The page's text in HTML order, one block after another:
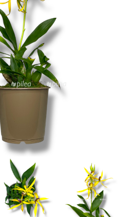
увеличить